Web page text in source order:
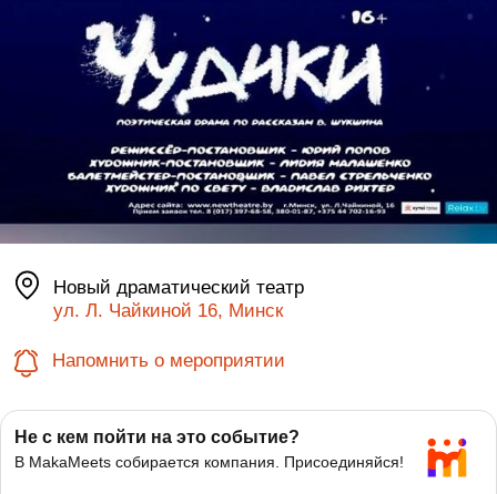
Новый драматический театр
ул. Л. Чайкиной 16, Минск
Напомнить о мероприятии